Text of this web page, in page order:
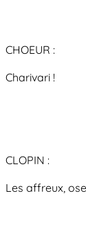
CHOEUR :
Charivari !
CLOPIN :
Les affreux,